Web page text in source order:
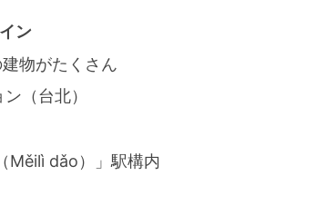
ン
物がたくさん
（台北）
Měilì dǎo）」駅構内